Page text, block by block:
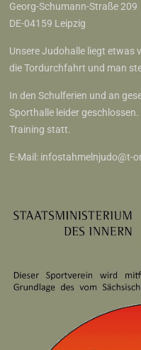
Georg-Schumann-Straße 209
DE-04159 Leipzig
Unsere Judohalle liegt etwas
die Tordurchfahrt und man
In den Schulferien und an
Sporthalle leider
Training statt.
E-Mail: infostahmelnjudo@t-